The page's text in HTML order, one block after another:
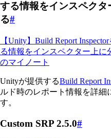
する情報をインスペク
る#
【Unity】Build Report
る情報をインスペクター上に
のマイノート
Unityが提供するBuild Report
ルド時のレポート情報を詳細
す。
Custom SRP 2.5.0#